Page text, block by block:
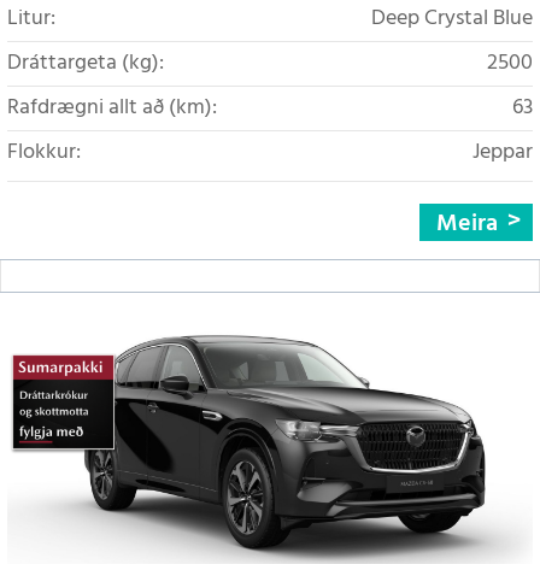
Litur:
Deep Crystal Blue
Dráttargeta (kg):
2500
Rafdrægni allt að (km):
63
Flokkur:
Jeppar
Meira